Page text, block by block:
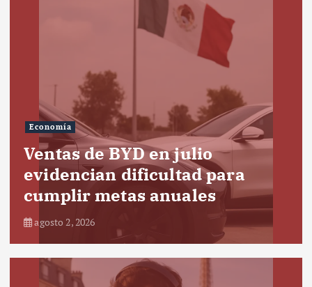
Economía
Ventas de BYD en julio
evidencian dificultad para
cumplir metas anuales
agosto 2, 2026